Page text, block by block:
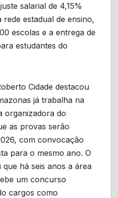
salarial de 4,15%
estadual de ensino,
escolas e a entrega de
estudantes do
Cidade destacou
já trabalha na
organizadora do
as provas serão
com convocação
para o mesmo ano. O
há seis anos a área
um concurso
cargos como